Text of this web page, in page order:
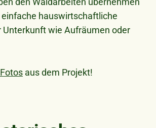
hauswirtschaftliche
Unterkunft wie Aufräumen oder
aus dem Projekt!